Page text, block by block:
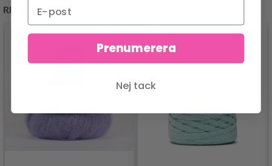
REKOMMENDERAS FÖR DIG
- 13% - 50%
Prenumerera
Nej tack